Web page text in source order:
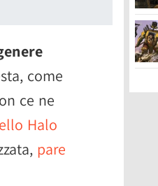
come
ce ne
Halo
pare